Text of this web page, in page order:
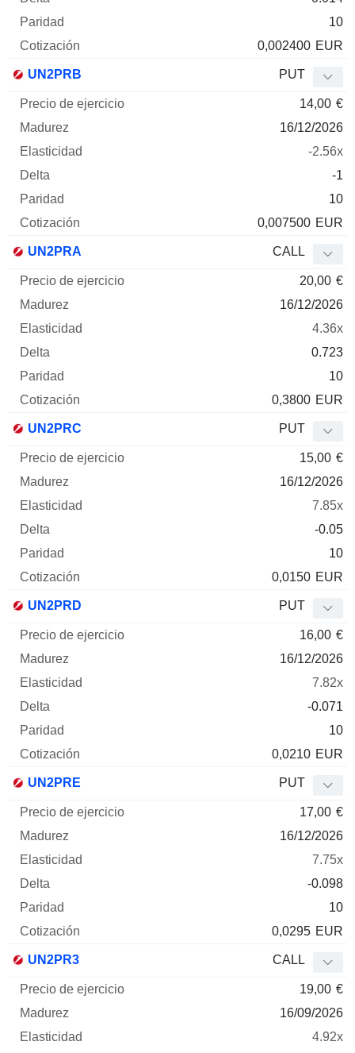
10
0,002400 EUR
UN2PRB PUT
14,00 €
16/12/2026
-2.56x
-1
10
0,007500 EUR
UN2PRA CALL
20,00 €
16/12/2026
4.36x
0.723
10
0,3800 EUR
UN2PRC PUT
15,00 €
16/12/2026
7.85x
-0.05
10
0,0150 EUR
UN2PRD PUT
16,00 €
16/12/2026
7.82x
-0.071
10
0,0210 EUR
UN2PRE PUT
17,00 €
16/12/2026
7.75x
-0.098
10
0,0295 EUR
UN2PR3 CALL
19,00 €
16/09/2026
4.92x